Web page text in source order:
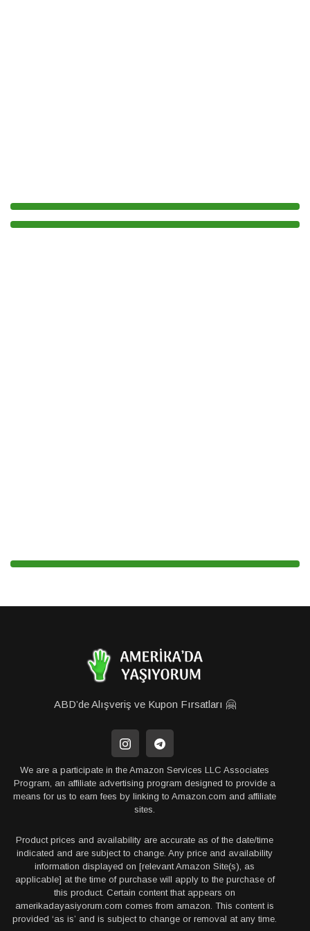
ABD’de Alışveriş ve Kupon Fırsatları 🤗
We are a participate in the Amazon Services LLC Associates
Program, an affiliate advertising program designed to provide a
means for us to earn fees by linking to Amazon.com and affiliate
sites.
Product prices and availability are accurate as of the date/time
indicated and are subject to change. Any price and availability
information displayed on [relevant Amazon Site(s), as
applicable] at the time of purchase will apply to the purchase of
this product. Certain content that appears on
amerikadayasiyorum.com comes from amazon. This content is
provided ‘as is’ and is subject to change or removal at any time.